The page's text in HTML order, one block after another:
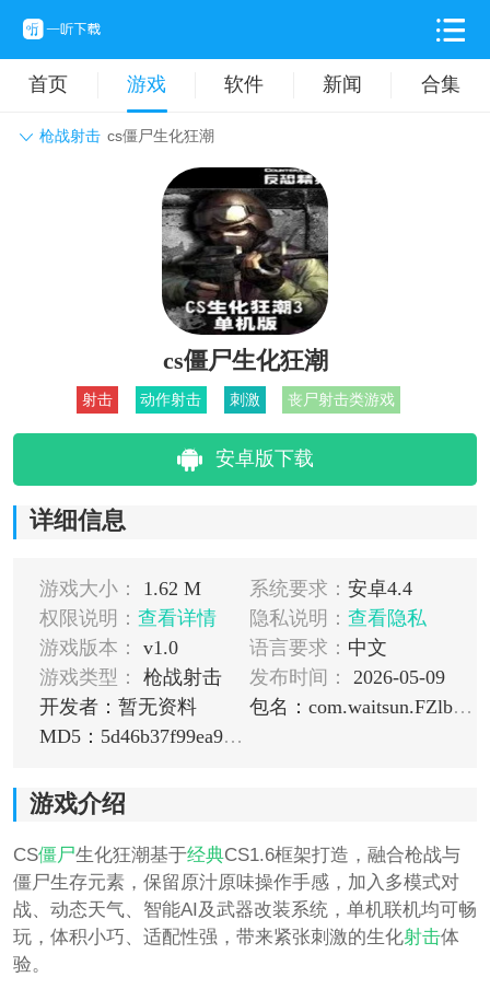
首页 游戏 软件 新闻 合集
枪战射击 cs僵尸生化狂潮
动作格斗 休闲益智
卡牌对战 音乐舞蹈
挂机养成
cs僵尸生化狂潮
射击 动作射击 刺激 丧尸射击类游戏
安卓版下载
详细信息
游戏大小： 1.62 M 系统要求： 安卓4.4
权限说明： 查看详情 隐私说明： 查看隐私
游戏版本：
v1.0 语言要求： 中文
游戏类型：
枪战射击 发布时间：
2026-05-09
开发者：暂无资料
包名：com.waitsun.FZlbVDDPtP
MD5：5d46b37f99ea93c6665d12f23b667627
游戏介绍
CS僵尸生化狂潮基于经典CS1.6框架打造，融合枪战与
僵尸生存元素，保留原汁原味操作手感，加入多模式对
战、动态天气、智能AI及武器改装系统，单机联机均可畅
玩，体积小巧、适配性强，带来紧张刺激的生化射击体
验。